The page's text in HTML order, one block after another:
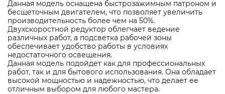
Данная модель оснащена быстрозажимным патроном и
бесщеточным двигателем, что позволяет увеличить
производительность более чем на 50%.
Двухскоростной редуктор облегчает ведение
различных работ, а подсветка рабочей зоны
обеспечивает удобство работы в условиях
недостаточного освещения.
Данная модель подойдет как для профессиональных
работ, так и для бытового использования. Она обладает
высокой мощностью и надежностью, что делает ее
отличным выбором для любого мастера.